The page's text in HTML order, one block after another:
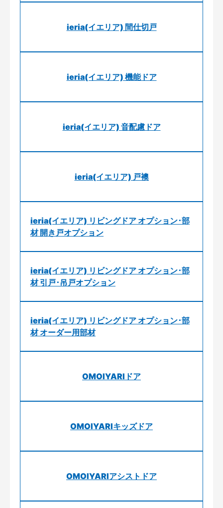
ieria(イエリア) 間仕切戸
ieria(イエリア) 機能ドア
ieria(イエリア) 音配慮ドア
ieria(イエリア) 戸襖
ieria(イエリア) リビングドア オプション･部
材 開き戸オプション
ieria(イエリア) リビングドア オプション･部
材 引戸･吊戸オプション
ieria(イエリア) リビングドア オプション･部
材 オーダー用部材
OMOIYARIドア
OMOIYARIキッズドア
OMOIYARIアシストドア